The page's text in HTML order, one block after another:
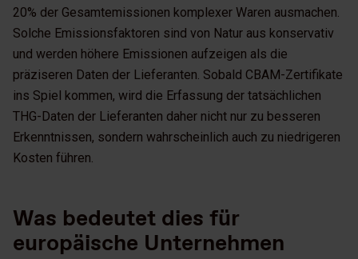
20% der Gesamtemissionen komplexer Waren ausmachen.
Solche Emissionsfaktoren sind von Natur aus konservativ
und werden höhere Emissionen aufzeigen als die
präziseren Daten der Lieferanten. Sobald CBAM-Zertifikate
ins Spiel kommen, wird die Erfassung der tatsächlichen
THG-Daten der Lieferanten daher nicht nur zu besseren
Erkenntnissen, sondern wahrscheinlich auch zu niedrigeren
Kosten führen.
Was bedeutet dies für
europäische Unternehmen